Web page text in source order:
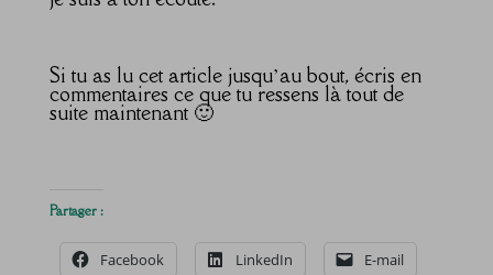
Si tu as lu cet article jusqu’au bout, écris en
commentaires ce que tu ressens là tout de
suite maintenant 🙂
Partager :
Facebook LinkedIn E-mail